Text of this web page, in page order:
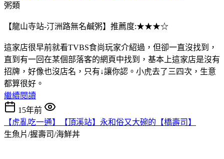
粥類
【龍山寺站-汀洲路無名鹹粥】推薦度:★★★☆
這家店很早前就看TVBS食尚玩家介紹過，但卻一直沒找到，
直到有一回在某個部落客的網頁中找到，基本上這家店是沒有
招牌，好像也沒店名，只有↓讓你認。小虎去了三四次，生意
都算很好。
繼續閱讀
15年前
【虎亂吃一通】【頂溪站】永和俗又大碗的【橋壽司】
生魚片/握壽司/海鮮丼